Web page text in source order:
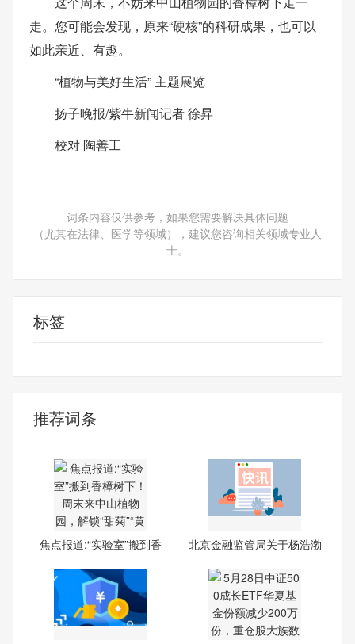
走。您可能会发现，原来“硬核”的科研成果，也可以
如此亲近、有趣。
“植物与美好生活” 主题展览
扬子晚报/紫牛新闻记者 徐昇
校对 陶善工
词条内容仅供参考，如果您需要解决具体问题
（尤其在法律、医学等领域），建议您咨询相关领域专业人
士。
标签
推荐词条
焦点报道:“实验室”搬到香
北京金融监管局关于杨浩渤